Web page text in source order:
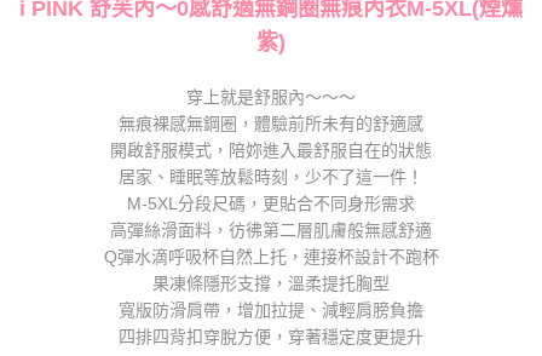
ATM／網路銀行／等多元方式進行付款，方視為交易完成。
※ 請注意：結帳手續完成當下不需立刻繳費，但若您需要取消訂單，請聯絡
購買商品的店家。未經商家同意取消之訂單仍視為有效，需透過AFTEE先享
※ 交易是否成功請以「AFTEE先享後付 」之結帳頁面顯示為準，若有關於
是否繳費成功／繳費後需取消欲退款等相關疑問，請聯繫「AFTEE先享後付
客戶支援中心」https://netprotections.freshdesk.com/support/home
１．透過由恩沛科技股份有限公司提供之「AFTEE先享後付」服務完成之交
易，需依本服務之必要範圍內提供個人資料，並將交易相關給付款項請求債
權轉讓予恩沛科技股份有限公司。
２．關於個人資料處理事宜，請瀏覽以下網址：
https://aftee.tw/terms/#terms3
３．未成年的使用者請事先徵得法定代理人或監護人之同意方可使用
「AFTEE先享後付」，若未經同意申辦者引起之損失，本公司不負相關責
每筆NT$80，滿NT$1,000(含以上)免運費
每筆NT$80，滿NT$1,000(含以上)免運費
每筆NT$100，滿NT$1,000(含以上)免運費
每筆NT$100，滿NT$1,000(含以上)免運費
i PINK 舒芙內～0感舒適無鋼圈無痕內衣M-5XL(煙燻
紫)
穿上就是舒服內～～～
無痕裸感無鋼圈，體驗前所未有的舒適感
開啟舒服模式，陪妳進入最舒服自在的狀態
居家、睡眠等放鬆時刻，少不了這一件！
M-5XL分段尺碼，更貼合不同身形需求
高彈絲滑面料，彷彿第二層肌膚般無感舒適
Q彈水滴呼吸杯自然上托，連接杯設計不跑杯
果凍條隱形支撐，溫柔提托胸型
寬版防滑肩帶，增加拉提、減輕肩膀負擔
四排四背扣穿脫方便，穿著穩定度更提升